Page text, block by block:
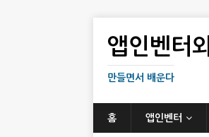
앱인벤터
만들면서 배운다
홈 앱인벤터